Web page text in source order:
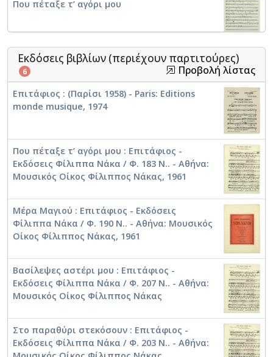
Που πέταξε τ’ αγόρι μου
Χείλι μου μοσκομύριστο [1974]
Χείλι μου μοσκομύριστο [1958-05-11]
Μέρα μαγιου [1974]
Μέρα μαγιου [1958-05-11]
Μέρα μαγιου [1955]
Εκδόσεις βιβλίων (περιέχουν παρτιτούρες)
6 Προβολή λίστας
Επιτάφιος : (Παρίσι 1958) - Paris: Editions
monde musique, 1974
Που πέταξε τ’ αγόρι μου : Επιτάφιος -
Εκδόσεις Φίλιππα Νάκα / Φ. 183 Ν.. - Αθήνα:
Μουσικός Οίκος Φίλιππος Νάκας, 1961
Μέρα Μαγιού : Επιτάφιος - Εκδόσεις
Φίλιππα Νάκα / Φ. 190 Ν.. - Αθήνα: Μουσικός
Οίκος Φίλιππος Νάκας, 1961
Βασίλεψες αστέρι μου : Επιτάφιος -
Εκδόσεις Φίλιππα Νάκα / Φ. 207 Ν.. - Αθήνα:
Μουσικός Οίκος Φίλιππος Νάκας
Στο παραθύρι στεκόσουν : Επιτάφιος -
Εκδόσεις Φίλιππα Νάκα / Φ. 203 Ν.. - Αθήνα: